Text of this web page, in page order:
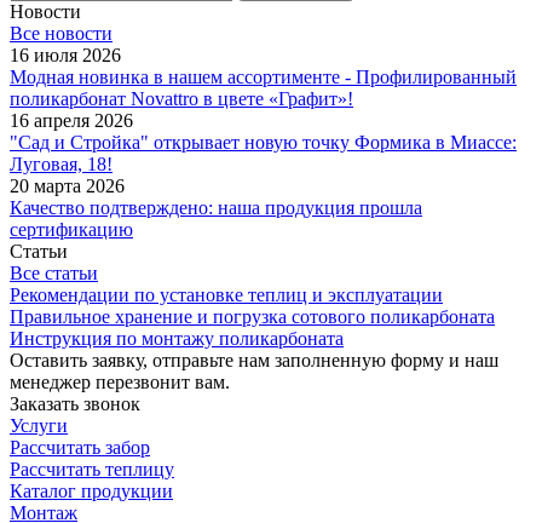
Новости
Все новости
16 июля 2026
Модная новинка в нашем ассортименте - Профилированный
поликарбонат Novattro в цвете «Графит»!
16 апреля 2026
"Сад и Стройка" открывает новую точку Формика в Миассе:
Луговая, 18!
20 марта 2026
Качество подтверждено: наша продукция прошла
сертификацию
Статьи
Все статьи
Рекомендации по установке теплиц и эксплуатации
Правильное хранение и погрузка сотового поликарбоната
Инструкция по монтажу поликарбоната
Оставить заявку, отправьте нам заполненную форму и наш
менеджер перезвонит вам.
Заказать звонок
Услуги
Рассчитать забор
Рассчитать теплицу
Каталог продукции
Монтаж